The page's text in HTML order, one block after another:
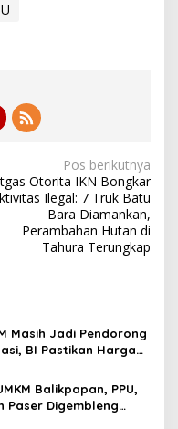
Pos berikutnya
Otorita IKN Bongkar
Ilegal: 7 Truk Batu
Bara Diamankan,
Perambahan Hutan di
Tahura Terungkap
Masih Jadi Pendorong
BI Pastikan Harga
TerkendaliBalikpapan, PPU,
Paser Digembleng